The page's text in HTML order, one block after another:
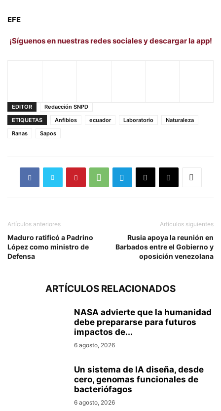
EFE
¡Síguenos en nuestras redes sociales y descargar la app!
EDITOR
Redacción SNPD
ETIQUETAS
Anfibios ecuador Laboratorio
Naturaleza
Ranas
Sapos
Artículos anteriores
Maduro ratificó a Padrino
López como ministro de
Defensa
Artículos siguientes
Rusia apoya la reunión en
Barbados entre el Gobierno y
oposición venezolana
ARTÍCULOS RELACIONADOS
NASA advierte que la humanidad
debe prepararse para futuros
impactos de...
6 agosto, 2026
Un sistema de IA diseña, desde
cero, genomas funcionales de
bacteriófagos
6 agosto, 2026